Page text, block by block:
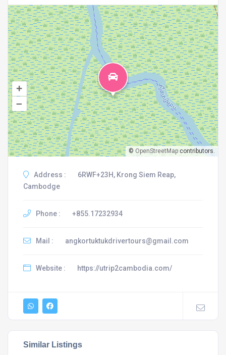
+
–
©OpenStreetMapcontributors.
Address :
6RWF+23H, Krong Siem Reap,
Cambodge
Phone : +855.17232934
Mail : angkortuktukdrivertours@gmail.com
Website : https://utrip2cambodia.com/
Similar Listings